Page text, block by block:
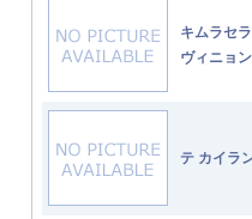
キムラセ
ヴィニョ
テ カイ